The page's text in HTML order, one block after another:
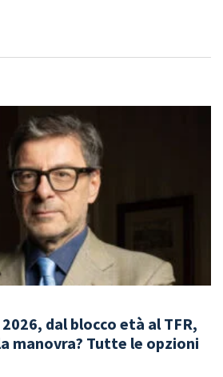
dal blocco età al TFR,
manovra? Tutte le opzioni